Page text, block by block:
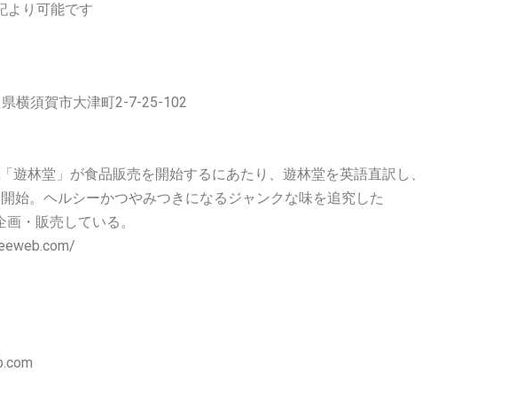
より可能です
横須賀市大津町2-7-25-102
遊林堂」が食品販売を開始するにあたり、遊林堂を英語直訳し、
始。ヘルシーかつやみつきになるジャンクな味を追究した
画・販売している。